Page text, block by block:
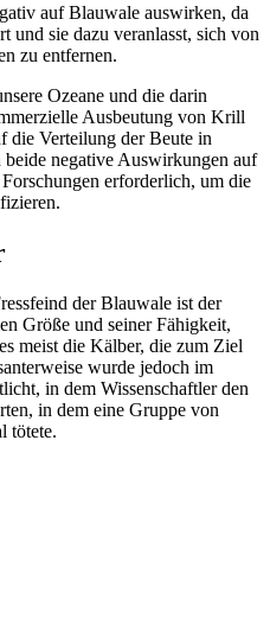
auf Blauwale auswirken, da
und sie dazu veranlasst, sich von
zu entfernen.
Ozeane und die darin
Ausbeutung von Krill
die Verteilung der Beute in
beide negative Auswirkungen auf
erforderlich, um die
der Blauwale ist der
Größe und seiner Fähigkeit,
meist die Kälber, die zum Ziel
wurde jedoch im
, in dem Wissenschaftlerden
, in dem eine Gruppe von
tötete.